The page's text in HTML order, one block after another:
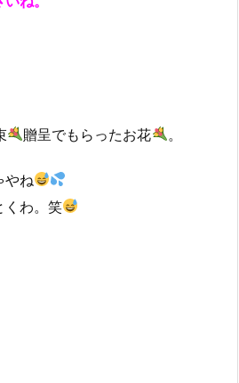
贈呈でもらったお花 。
やね
わ。笑